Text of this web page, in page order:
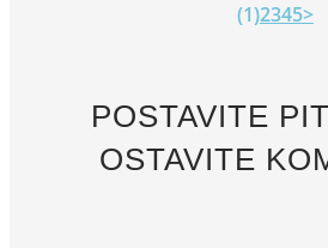
(1)2345>
POSTAVITE
OSTAVITE